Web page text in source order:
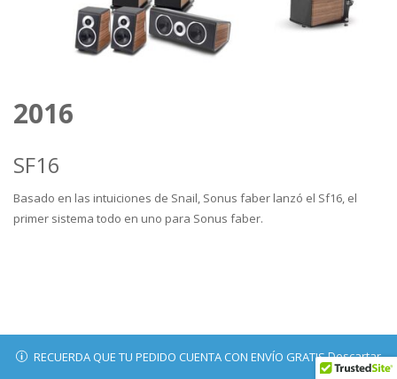
RECUERDA QUE TU PEDIDO CUENTA CON ENVÍO GRATISDescartar
2016
SF16
Basado en las intuiciones de Snail, Sonus faber lanzó el Sf16, el
primer sistema todo en uno para Sonus faber.